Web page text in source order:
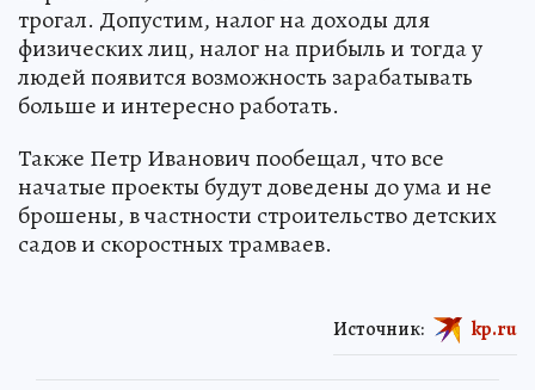
трогал. Допустим, налог на доходы для
физических лиц, налог на прибыль и тогда у
людей появится возможность зарабатывать
больше и интересно работать.
Также Петр Иванович пообещал, что все
начатые проекты будут доведены до ума и не
брошены, в частности строительство детских
садов и скоростных трамваев.
Источник: kp.ru